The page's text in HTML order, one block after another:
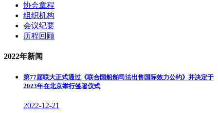
协会章程
组织机构
会议纪要
历程回顾
2022年新闻
第77届联大正式通过《联合国船舶司法出售国际效力公约》并决定于
2023年在北京举行签署仪式
2022-12-21